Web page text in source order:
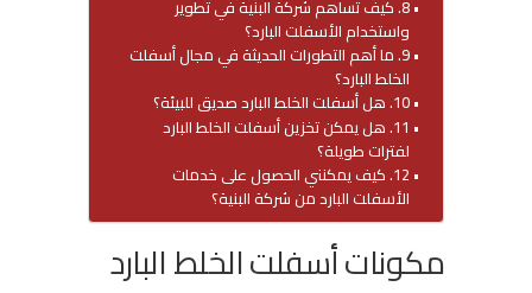
8. كيف تساهم شركة البنية في تطوير
واستخدام الأسفلت البارد؟
9. ما أهم التطورات الحديثة في مجال أسفلت
الخلط البارد؟
10. هل أسفلت الخلط البارد صديق للبيئة؟
11. هل يمكن تخزين أسفلت الخلط البارد
لفترات طويلة؟
12. كيف يمكنني الحصول على خدمات
الأسفلت البارد من شركة البنية؟
مكونات أسفلت الخلط البارد